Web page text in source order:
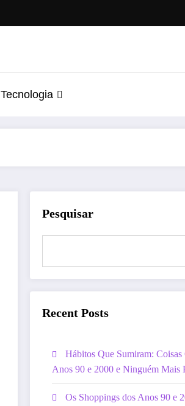
Tecnologia
Pesquisar
Recent Posts
Hábitos Que Sumiram:
Anos 90 e 2000 e Ninguém Mais
Os Shoppings dos Anos 90 e